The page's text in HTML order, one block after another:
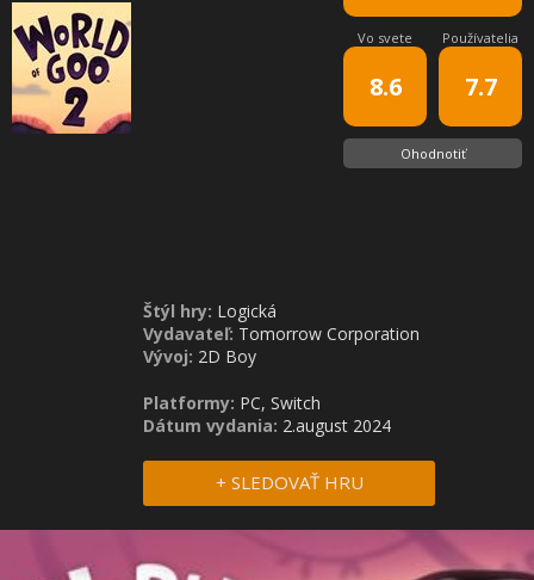
Vo svete
8.6
Používatelia
7.7
Ohodnotiť
Štýl hry: Logická
Vydavateľ: Tomorrow Corporation
Vývoj: 2D Boy
Platformy: PC, Switch
Dátum vydania: 2.august 2024
+ SLEDOVAŤ HRU